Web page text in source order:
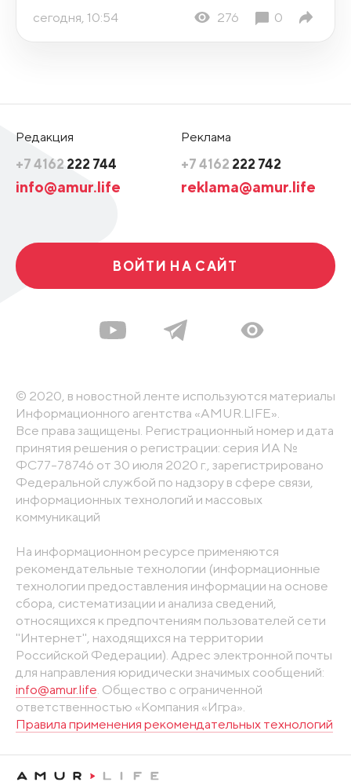
сегодня, 10:54 276 0
Редакция
+7 4162 222 744
info@amur.life
Реклама
+7 4162 222 742
reklama@amur.life
ВОЙТИ НА САЙТ
© 2020, в новостной ленте используются материалы
Информационного агентства «AMUR.LIFE».
Все права защищены. Регистрационный номер и дата
принятия решения о регистрации: серия ИА №
ФС77-78746 от 30 июля 2020 г., зарегистрировано
Федеральной службой по надзору в сфере связи,
информационных технологий и массовых
коммуникаций
На информационном ресурсе применяются
рекомендательные технологии (информационные
технологии предоставления информации на основе
сбора, систематизации и анализа сведений,
относящихся к предпочтениям пользователей сети
"Интернет", находящихся на территории
Российской Федерации). Адрес электронной почты
для направления юридически значимых сообщений:
info@amur.life . Общество с ограниченной
ответственностью «Компания «Игра».
Правила применения рекомендательных технологий